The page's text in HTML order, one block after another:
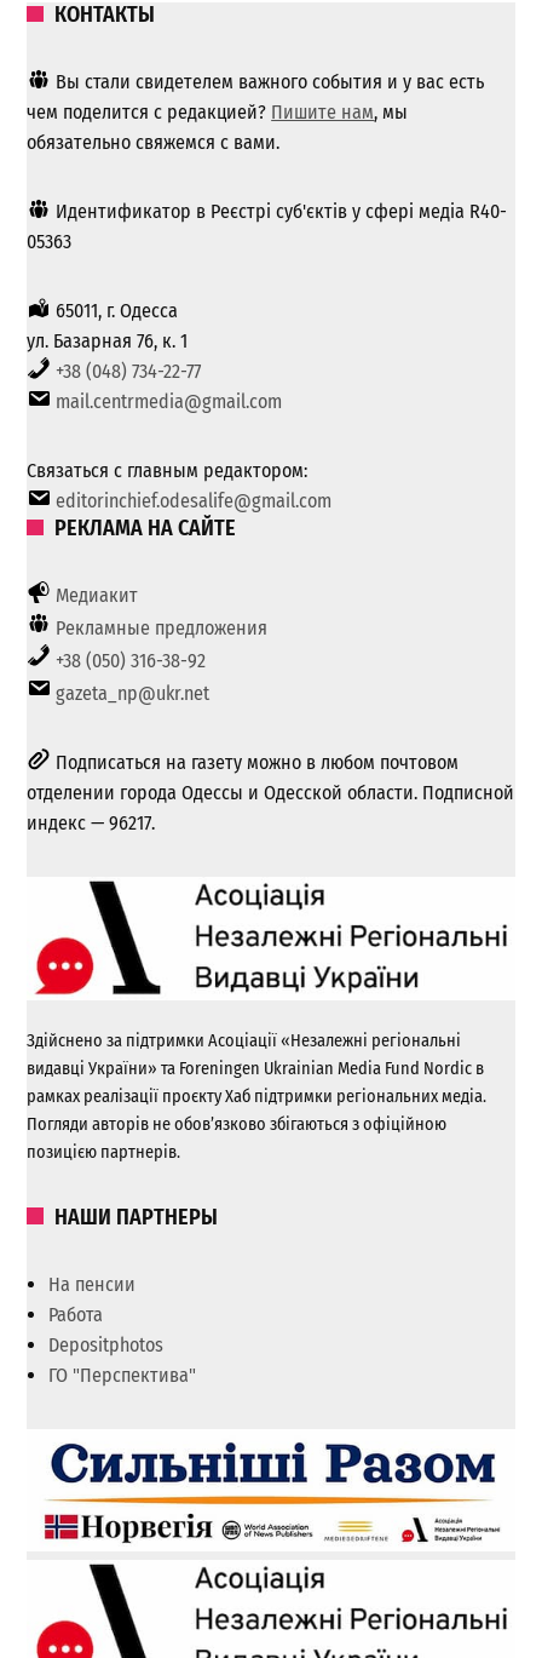
КОНТАКТЫ
Вы стали свидетелем важного события и у вас есть
чем поделится с редакцией? Пишите нам, мы
обязательно свяжемся с вами.
Идентификатор в Реєстрі суб'єктів у сфері медіа R40-
05363
65011, г. Одесса
ул. Базарная 76, к. 1
+38 (048) 734-22-77
mail.centrmedia@gmail.com
Связаться с главным редактором:
editorinchief.odesalife@gmail.com
РЕКЛАМА НА САЙТЕ
Медиакит
Рекламные предложения
+38 (050) 316-38-92
gazeta_np@ukr.net
Подписаться на газету можно в любом почтовом
отделении города Одессы и Одесской области. Подписной
индекс — 96217.
Здійснено за підтримки Асоціації «Незалежні регіональні
видавці України» та Foreningen Ukrainian Media Fund Nordic в
рамках реалізації проєкту Хаб підтримки регіональних медіа.
Погляди авторів не обов’язково збігаються з офіційною
позицією партнерів.
НАШИ ПАРТНЕРЫ
На пенсии
Работа
Depositphotos
ГО "Перспектива"